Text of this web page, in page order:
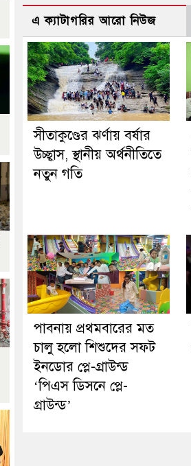
এ ক্যাটাগরির আরো নিউজ
সীতাকুণ্ডের ঝর্ণায় বর্ষার
উচ্ছ্বাস, স্থানীয় অর্থনীতিতে
নতুন গতি
পাবনায় প্রথমবারের মত
চালু হলো শিশুদের সফট
ইনডোর প্লে-গ্রাউন্ড
‘পিএস ডিসনে প্লে-
গ্রাউন্ড’